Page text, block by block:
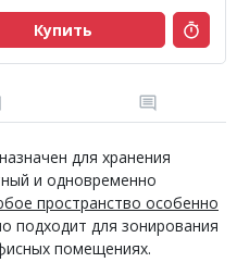
Купить
для хранения
и одновременно
пространство особенно
подходит для зонирования
помещениях.